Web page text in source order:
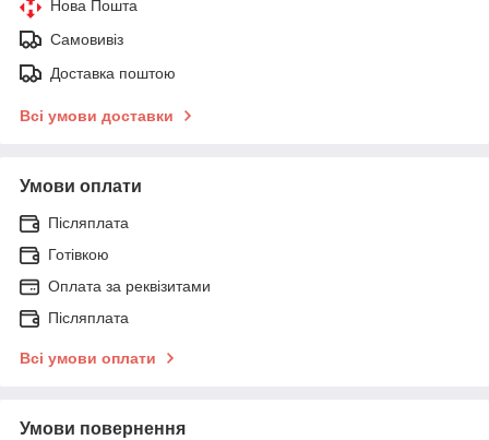
Нова Пошта
Самовивіз
Доставка поштою
Всі умови доставки
Умови оплати
Післяплата
Готівкою
Оплата за реквізитами
Післяплата
Всі умови оплати
Умови повернення